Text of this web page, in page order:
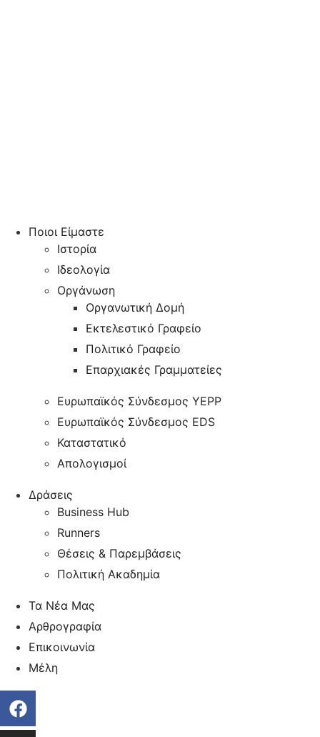
Ποιοι Είμαστε
Ιστορία
Ιδεολογία
Οργάνωση
Οργανωτική Δομή
Εκτελεστικό Γραφείο
Πολιτικό Γραφείο
Επαρχιακές Γραμματείες
Ευρωπαϊκός Σύνδεσμος YEPP
Ευρωπαϊκός Σύνδεσμος EDS
Καταστατικό
Απολογισμοί
Δράσεις
Business Hub
Runners
Θέσεις & Παρεμβάσεις
Πολιτική Ακαδημία
Τα Νέα Μας
Αρθρογραφία
Επικοινωνία
Μέλη